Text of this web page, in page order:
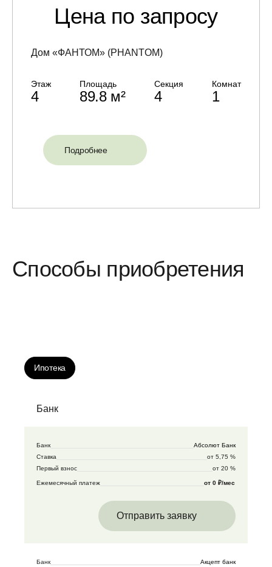
Цена по запросу
Дом «ФАНТОМ» (PHANTOM)
Этаж
4
Площадь
89.8 м²
Секция
4
Комнат
1
Подробнее
Способы приобретения
Ипотека
Банк
Банк
Абсолют Банк
Ставка
от 5,75 %
Первый взнос
от 20 %
Ежемесячный платеж от 0 ₽/мес
Отправить заявку
Банк
Акцепт банк